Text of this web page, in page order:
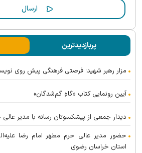
پربازدیدترین
مزار رهبر شهید؛ فرصتی فرهنگی پیش روی
آیین رونمایی کتاب «گاهِ گم‌شدگان»
دیدار جمعی از پیشکسوتان رسانه با مدیر
حضور مدیر عالی حرم مطهر امام رضا
استان خراسان رضوی